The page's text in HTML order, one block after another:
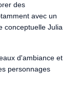
des
avec un
conceptuelle Julia
d'ambiance et
personnages